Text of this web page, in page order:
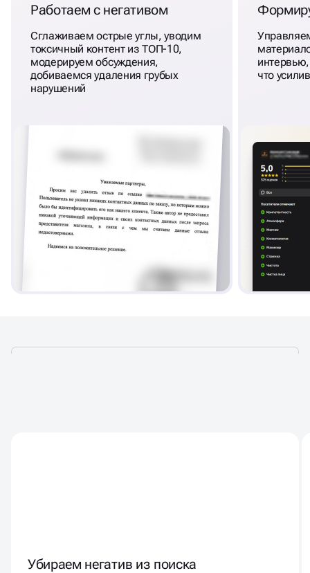
Работаем с негативом
Сглаживаем острые углы, уводим
токсичный контент из ТОП-10,
модерируем обсуждения,
добиваемся удаления грубых
нарушений
что
Убираем негатив из поиска